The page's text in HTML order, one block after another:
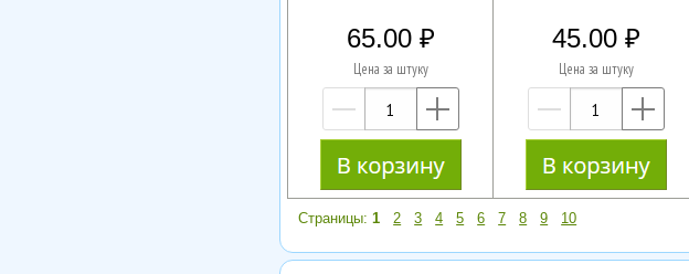
65.00
Цена за штуку
—
45.00
Цена за штуку
—
Страницы:1 2 3 4 5 6 7 8 9 10